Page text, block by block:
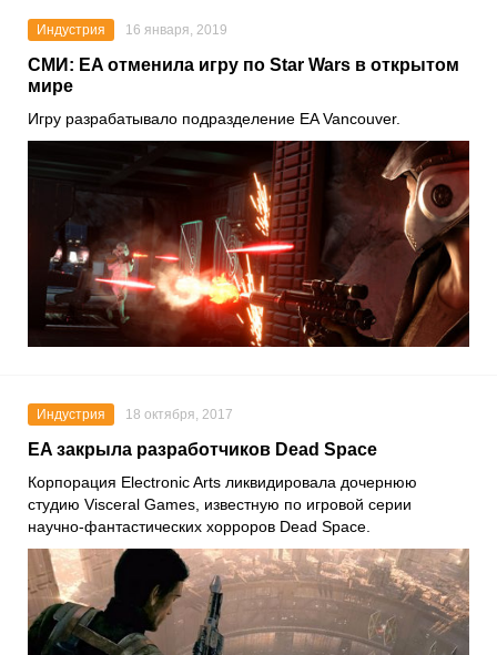
Индустрия 16 января, 2019
СМИ: EA отменила игру по Star Wars в открытом
мире
Игру разрабатывало подразделение EA Vancouver.
Индустрия 18 октября, 2017
EA закрыла разработчиков Dead Space
Корпорация Electronic Arts ликвидировала дочернюю
студию Visceral Games, известную по игровой серии
научно-фантастических хорроров Dead Space.